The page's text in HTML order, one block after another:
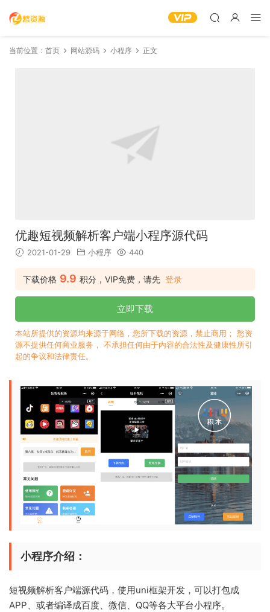
当前位置： 首页 网站源码 小程序 正文
优趣短视频解析客户端小程序源代码
2021-01-29 小程序 440
下载价格 9.9 积分，VIP免费，请先 登录
立即下载
本站所提供的资源均来源于网络，您所下载的资源，禁止商用； 愁资
源不提供任何商业服务， 不承担任何由于内容的合法性及健康性所引
起的争议和法律责任。
小程序介绍：
短视频解析客户端源代码，使用uni框架开发，可以打包成
APP、或者编译成百度、微信、QQ等各大平台小程序。